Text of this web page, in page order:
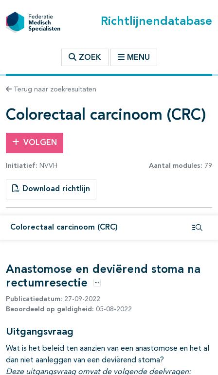
Richtlijnendatabase
ZOEK MENU
Terug naar zoekresultaten
Colorectaal carcinoom (CRC)
VOLGEN
Initiatief: NVVH Aantal modules: 79
Download richtlijn
Colorectaal carcinoom (CRC)
binnen deze richtlijn
open- en dichtklappen
open- en dichtklappen
open- en dichtklappen
open- en dichtklappen
Anastomose en deviërend stoma na
rectumresectie
Opties
Publicatiedatum: 27-09-2022
Beoordeeld op geldigheid: 05-08-2022
Uitgangsvraag
Wat is het beleid ten aanzien van een anastomose en het al
dan niet aanleggen van een deviërend stoma?
Deze uitgangsvraag omvat de volgende deelvragen: